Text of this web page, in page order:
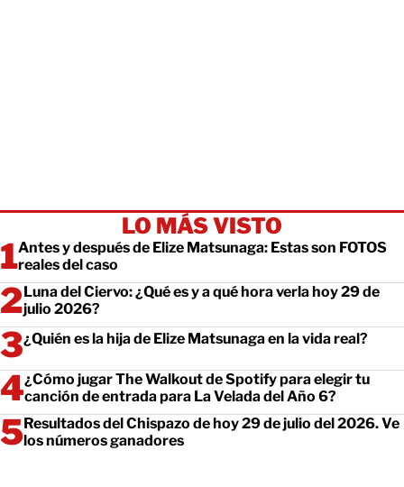
LO MÁS VISTO
Antes y después de Elize Matsunaga: Estas son FOTOS
reales del caso
Luna del Ciervo: ¿Qué es y a qué hora verla hoy 29 de
julio 2026?
¿Quién es la hija de Elize Matsunaga en la vida real?
¿Cómo jugar The Walkout de Spotify para elegir tu
canción de entrada para La Velada del Año 6?
Resultados del Chispazo de hoy 29 de julio del 2026. Ve
los números ganadores